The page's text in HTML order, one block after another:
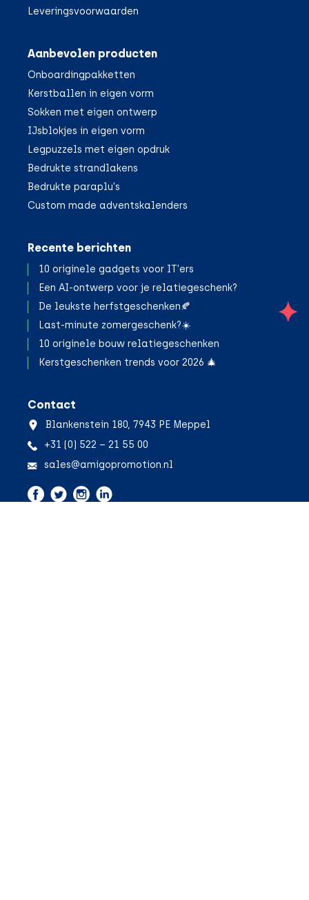
Leveringsvoorwaarden
Aanbevolen producten
Onboardingpakketten
Kerstballen in eigen vorm
Sokken met eigen ontwerp
IJsblokjes in eigen vorm
Legpuzzels met eigen opdruk
Bedrukte strandlakens
Bedrukte paraplu's
Custom made adventskalenders
Recente berichten
10 originele gadgets voor IT'ers
Een AI-ontwerp voor je relatiegeschenk?
De leukste herfstgeschenken🍂
Last-minute zomergeschenk?☀️
10 originele bouw relatiegeschenken
Kerstgeschenken trends voor 2026 🎄
Contact
Blankenstein 180, 7943 PE Meppel
+31 (0) 522 – 21 55 00
sales@amigopromotion.nl
;